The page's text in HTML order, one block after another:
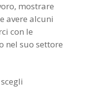
mostrare
avere alcuni
con le
nel suo settore